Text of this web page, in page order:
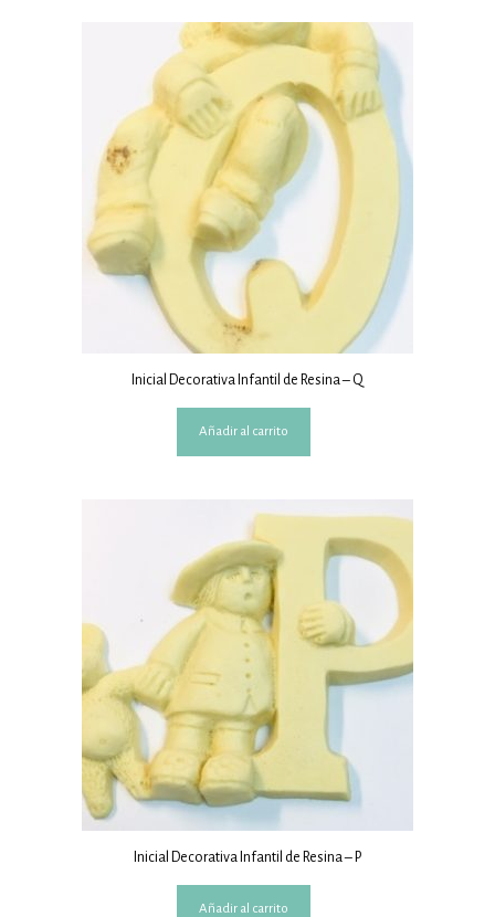
Inicial Decorativa Infantil de Resina – Q
Añadir al carrito
Inicial Decorativa Infantil de Resina – P
Añadir al carrito